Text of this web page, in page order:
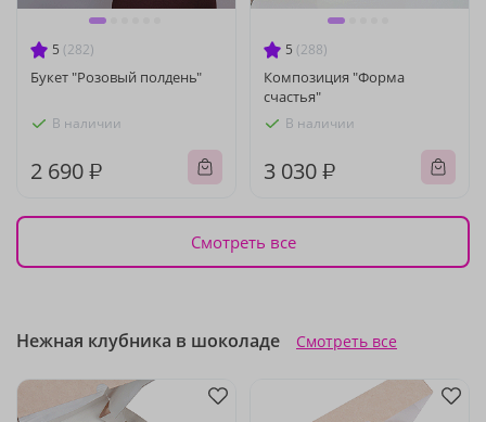
5 (282)
Букет "Розовый полдень"
В наличии
2 690 ₽
5 (288)
Композиция "Форма
счастья"
В наличии
3 030 ₽
Смотреть все
Нежная клубника в шоколаде Смотреть все